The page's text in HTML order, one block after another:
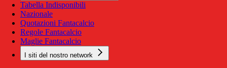
Tabella Indisponibili
Nazionale
Quotazioni Fantacalcio
Regole Fantacalcio
Maglie Fantacalcio
I siti del nostro network